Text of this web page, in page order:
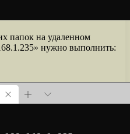
папок на удаленном
нужно выполнить: